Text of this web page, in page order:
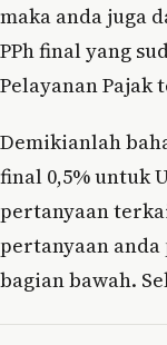
maka anda juga
PPh final yang
Pelayanan Pajak
Demikianlah
final 0,5% untuk
pertanyaan
pertanyaan
bagian bawah.